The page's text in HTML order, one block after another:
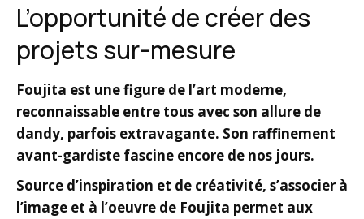
L’opportunité de créer des
projets sur-mesure
Foujita est une figure de l’art moderne,
reconnaissable entre tous avec son allure de
dandy, parfois extravagante. Son raffinement
avant-gardiste fascine encore de nos jours.
Source d’inspiration et de créativité, s’associer à
l’image et à l’oeuvre de Foujita permet aux